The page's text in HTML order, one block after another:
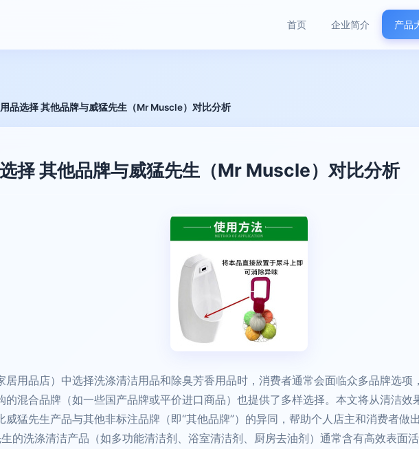
首页 企业简介 产品
品选择 其他品牌与威猛先生（Mr Muscle）对比分析
择 其他品牌与威猛先生（Mr Muscle）对比分析
居用品店）中选择洗涤清洁用品和除臭芳香用品时，消费者通常会面临众多品牌选
的混合品牌（如一些国产品牌或平价进口商品）也提供了多样选择。本文将从清洁
威猛先生产品与其他非标注品牌（即“其他品牌”）的异同，帮助个人店主和消费者做
的洗涤清洁产品（如多功能清洁剂、浴室清洁剂、厨房去油剂）通常含有高效表面